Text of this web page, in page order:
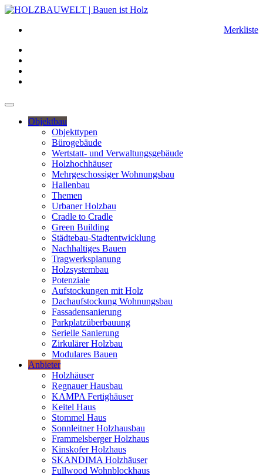
Merkliste
Objektbau
Objekttypen
Bürogebäude
Wertstatt- und Verwaltungsgebäude
Holzhochhäuser
Mehrgeschossiger Wohnungsbau
Hallenbau
Themen
Urbaner Holzbau
Cradle to Cradle
Green Building
Städtebau-Stadtentwicklung
Nachhaltiges Bauen
Tragwerksplanung
Holzsystembau
Potenziale
Aufstockungen mit Holz
Dachaufstockung Wohnungsbau
Fassadensanierung
Parkplatzüberbauung
Serielle Sanierung
Zirkulärer Holzbau
Modulares Bauen
Anbieter
Holzhäuser
Regnauer Hausbau
KAMPA Fertighäuser
Keitel Haus
Stommel Haus
Sonnleitner Holzhausbau
Frammelsberger Holzhaus
Kinskofer Holzhaus
SKANDIMA Holzhäuser
Fullwood Wohnblockhaus